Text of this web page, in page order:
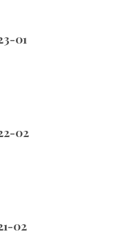
01
02
02